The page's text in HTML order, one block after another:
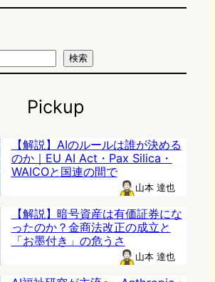
検索
Pickup
【解説】AIのルールは誰が決める
のか｜EU AI Act・Pax Silica・
WAICOと国連の間で
山本 達也
【解説】暗号資産は有価証券にな
ったのか？金商法改正の成立と
「お墨付き」の危うさ
山本 達也